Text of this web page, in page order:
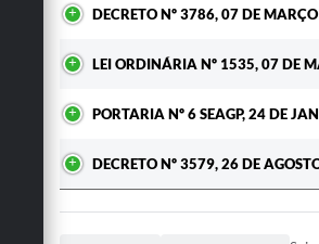
DECRETO Nº 3786, 07 DE
LEI ORDINÁRIA Nº 1535, 07 DE
PORTARIA Nº 6 SEAGP, 24 DE
DECRETO Nº 3579, 26 DE